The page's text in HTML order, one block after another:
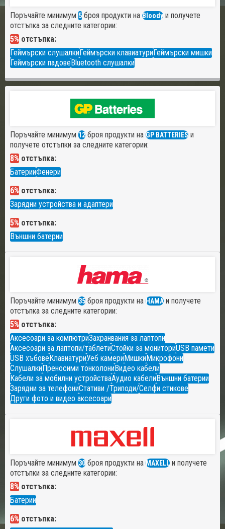
Поръчайте минимум 5 броя продукти на Bloody и получете
отстъпка за следните категории:
5% отстъпка:
Геймърски слушалкиГеймърски клавиатуриГеймърски мишки
Геймърски падовеBluetooth слушалки
Поръчайте минимум 12 броя продукти на GP BATTERIES и
получете отстъпки за следните категории:
8% отстъпка:
БатерииФенери
6% отстъпка:
Зарядни устройства и адаптери
5% отстъпка:
Външни батерии
Поръчайте минимум 35 броя продукти на HAMA и получете
отстъпка за следните категории:
5% отстъпка:
Аксесоари за компютриЗахранвания за лаптопи
Аксесоари за лаптопи/таблетиСтойки за мониториUSB памети
USB хъбовеКлавиатуриУеб камериМишкиМикрофони
СлушалкиПреносими тонколониВидео кабели
Кабели за мобилни устройстваАудио кабелиВъншни батерии
Зарядни за телефониСтативи /Триподи/Селфи стикове
Други фото и видео аксесоари
Поръчайте минимум 30 броя продукти на MAXELL и получете
отстъпки за следните категории:
8% отстъпка:
Батерии
6% отстъпка: